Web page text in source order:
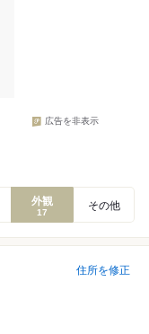
広告を非表示
外観
17
その他
住所を修正